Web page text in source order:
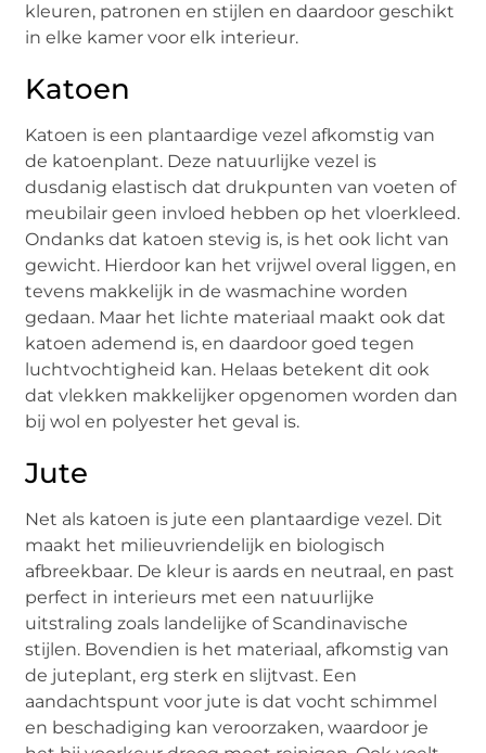
kleuren, patronen en stijlen en daardoor geschikt
in elke kamer voor elk interieur.
Katoen
Katoen is een plantaardige vezel afkomstig van
de katoenplant. Deze natuurlijke vezel is
dusdanig elastisch dat drukpunten van voeten of
meubilair geen invloed hebben op het vloerkleed.
Ondanks dat katoen stevig is, is het ook licht van
gewicht. Hierdoor kan het vrijwel overal liggen, en
tevens makkelijk in de wasmachine worden
gedaan. Maar het lichte materiaal maakt ook dat
katoen ademend is, en daardoor goed tegen
luchtvochtigheid kan. Helaas betekent dit ook
dat vlekken makkelijker opgenomen worden dan
bij wol en polyester het geval is.
Jute
Net als katoen is jute een plantaardige vezel. Dit
maakt het milieuvriendelijk en biologisch
afbreekbaar. De kleur is aards en neutraal, en past
perfect in interieurs met een natuurlijke
uitstraling zoals landelijke of Scandinavische
stijlen. Bovendien is het materiaal, afkomstig van
de juteplant, erg sterk en slijtvast. Een
aandachtspunt voor jute is dat vocht schimmel
en beschadiging kan veroorzaken, waardoor je